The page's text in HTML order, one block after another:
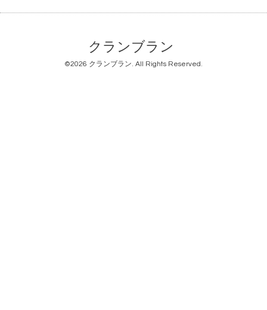
クランブラン
©2026 クランブラン. All Rights Reserved.